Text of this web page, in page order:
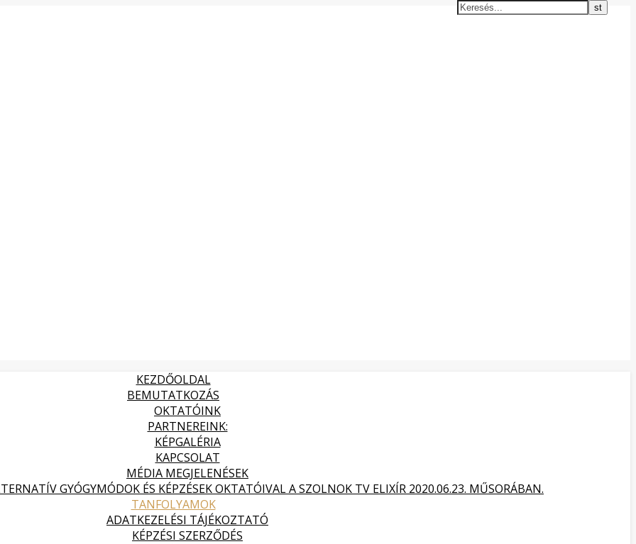
KEZDŐOLDAL
BEMUTATKOZÁS
OKTATÓINK
PARTNEREINK:
KÉPGALÉRIA
KAPCSOLAT
MÉDIA MEGJELENÉSEK
GYÓGYMÓDOK ÉS KÉPZÉSEK OKTATÓIVAL A SZOLNOK TV ELIXÍR 2020.06.23. MŰSORÁBAN.
TANFOLYAMOK
ADATKEZELÉSI TÁJÉKOZTATÓ
KÉPZÉSI SZERZŐDÉS